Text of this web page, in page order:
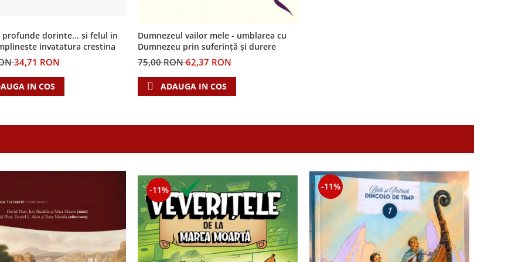
profunde dorinte... si felul in
invatatura crestina
34,71 RON
IN COS
Dumnezeul vailor mele - umblarea cu
Dumnezeu prin suferință și durere
75,00 RON62,37 RON
ADAUGA IN COS
-11% -11%